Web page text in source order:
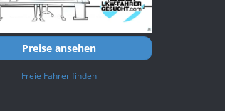
Preise ansehen
Freie Fahrer finden